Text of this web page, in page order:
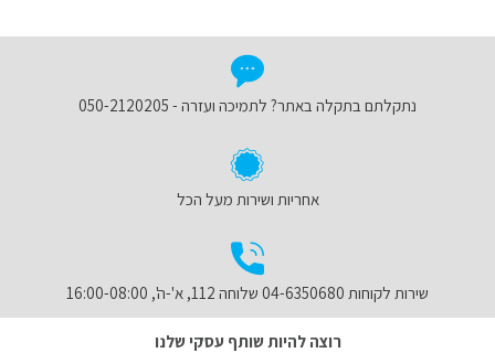
נתקלתם בתקלה באתר? לתמיכה ועזרה - 050-2120205
אחריות ושירות מעל הכל
שירות לקוחות 04-6350680 שלוחה 112, א'-ה', 16:00-08:00
רוצה להיות שותף עסקי שלנו